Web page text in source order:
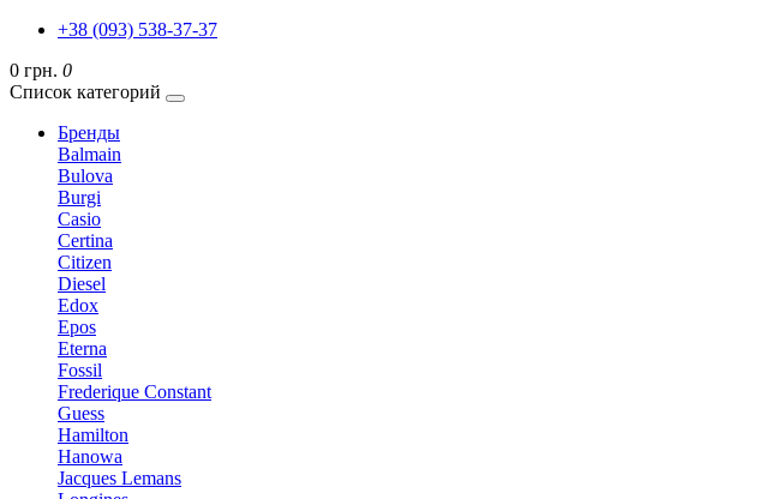
+38 (093) 538-37-37
0 грн. 0
Список категорий
Бренды
Balmain
Bulova
Burgi
Casio
Certina
Citizen
Diesel
Edox
Epos
Eterna
Fossil
Frederique Constant
Guess
Hamilton
Hanowa
Jacques Lemans